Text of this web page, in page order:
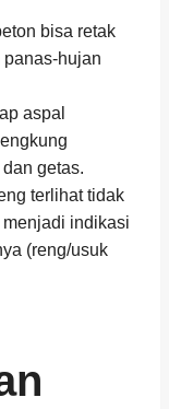
bisa retak
panas-hujan
aspal
getas.
terlihat tidak
indikasi
(reng/usuk